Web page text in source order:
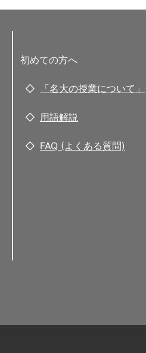
初めての方へ
「名大の授業について」
用語解説
FAQ (よくある質問)